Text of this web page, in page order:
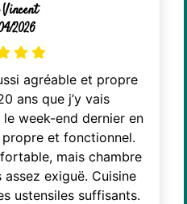
2026
agréable et propre
ans que j’y vais
week-end dernier en
et fonctionnel.
mais chambre
exiguë. Cuisine
ustensiles suffisants.